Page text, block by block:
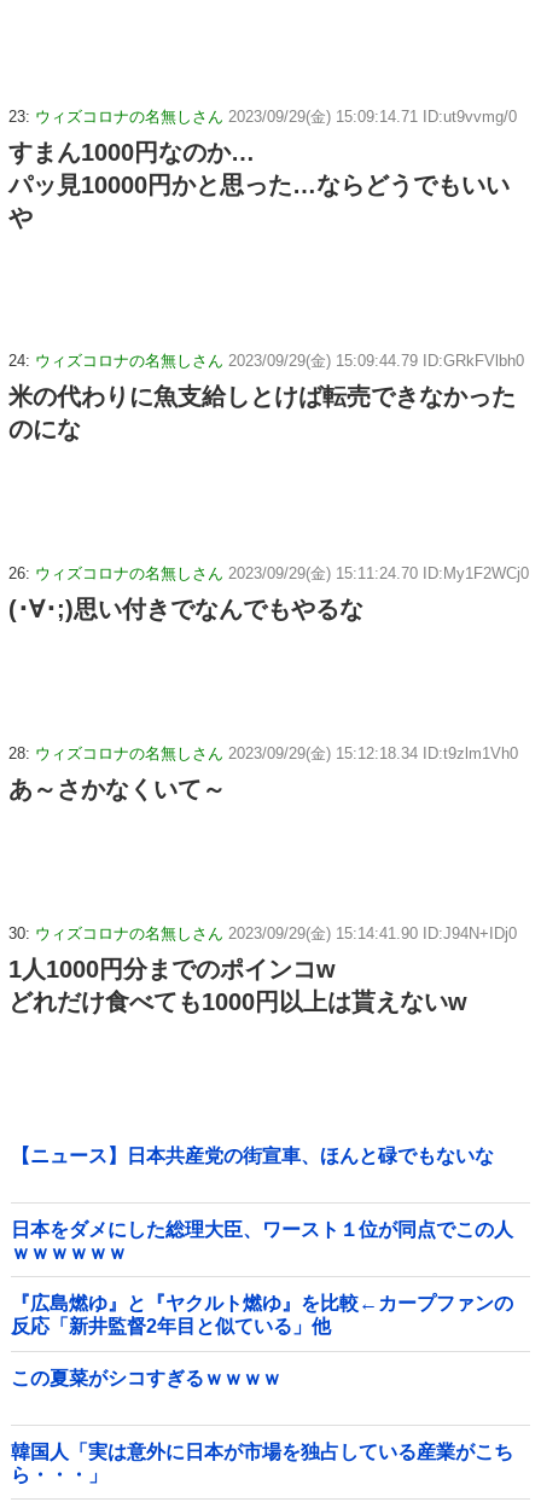
23: ウィズコロナの名無しさん 2023/09/29(金) 15:09:14.71 ID:ut9vvmg/0
すまん1000円なのか…
パッ見10000円かと思った…ならどうでもいい
や
24: ウィズコロナの名無しさん 2023/09/29(金) 15:09:44.79 ID:GRkFVlbh0
米の代わりに魚支給しとけば転売できなかった
のにな
26: ウィズコロナの名無しさん 2023/09/29(金) 15:11:24.70 ID:My1F2WCj0
(･∀･;)思い付きでなんでもやるな
28: ウィズコロナの名無しさん 2023/09/29(金) 15:12:18.34 ID:t9zlm1Vh0
あ～さかなくいて～
30: ウィズコロナの名無しさん 2023/09/29(金) 15:14:41.90 ID:J94N+IDj0
1人1000円分までのポインコw
どれだけ食べても1000円以上は貰えないw
【ニュース】日本共産党の街宣車、ほんと碌でもないな
日本をダメにした総理大臣、ワースト１位が同点でこの人
ｗｗｗｗｗｗ
『広島燃ゆ』と『ヤクルト燃ゆ』を比較←カープファンの
反応「新井監督2年目と似ている」他
この夏菜がシコすぎるｗｗｗｗ
韓国人「実は意外に日本が市場を独占している産業がこち
ら・・・」